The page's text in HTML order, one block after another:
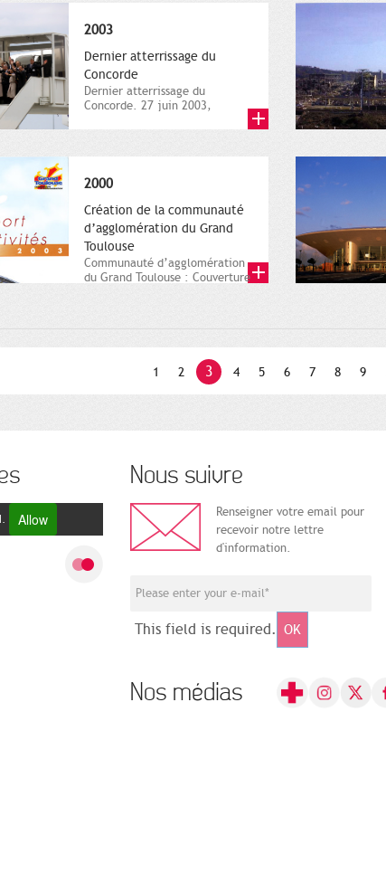
2003
Dernier atterrissage du
Concorde
Dernier atterrissage du
Concorde. 27 juin 2003,
2000
Création de la communauté
d’agglomération du Grand
Toulouse
Communauté d’agglomération
du Grand Toulouse : Couverture
1 2 3 4 5 6 7 8 9
Allow
Nous suivre
Renseigner votre email pour
recevoir notre lettre
d'information.
This field is required. OK
Nos médias